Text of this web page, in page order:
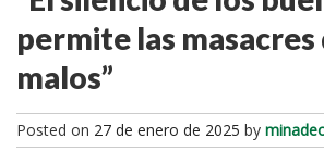
permite las masacres
malos”
Posted on 27 de enero de 2025 by